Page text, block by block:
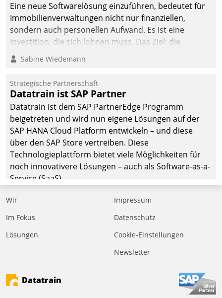
Eine neue Softwarelösung einzuführen, bedeutet für
Immobilienverwaltungen nicht nur finanziellen,
sondern auch personellen Aufwand. Es ist eine
Investition, die sich lohnen muss. Das Ziel: die
nachhaltige Optimierung der Geschäftsabläufe. Damit
dieses Ziel erreicht wird, sollten einige Grundregeln
Sabine Wiedemann
Strategische Partnerschaft
Datatrain ist SAP Partner
Datatrain ist dem SAP PartnerEdge Programm
beigetreten und wird nun eigene Lösungen auf der
SAP HANA Cloud Platform entwickeln – und diese
über den SAP Store vertreiben. Diese
Technologieplattform bietet viele Möglichkeiten für
noch innovativere Lösungen – auch als Software-as-a-
Service (SaaS).
Wir
Im Fokus
Lösungen
Impressum
Datenschutz
Cookie-Einstellungen
Newsletter
Datatrain